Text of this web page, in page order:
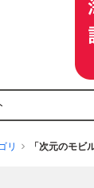
リ 「次元のモビ